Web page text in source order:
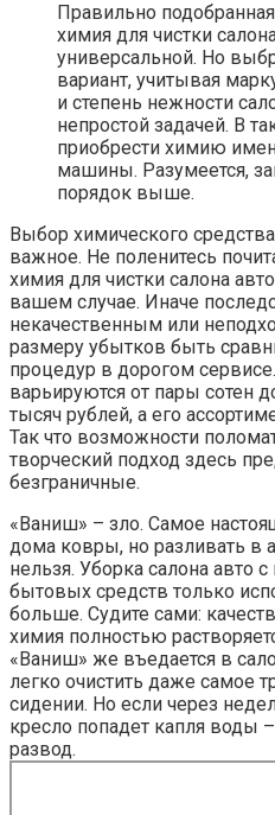
Правильно
химия для чистки
универсальной. Но
вариант, учитывая
и степень нежности
непростой задачей. В
приобрести химию
машины. Разумеется,
порядок выше.
Выбор химического
важное. Не поленитесь
химия для чистки салона
вашем случае. Иначе
некачественным или
размеру убытков быть
процедур в дорогом
варьируются от пары сотен
тысяч рублей, а его
Так что возможности
творческий подход здесь
безграничные.
«Ваниш» – зло. Самое
дома ковры, но разливать в
нельзя. Уборка салона авто
бытовых средств только
больше. Судите сами:
химия полностью
«Ваниш» же въедается в
легко очистить даже самое
сидении. Но если через
кресло попадет капля воды
развод.